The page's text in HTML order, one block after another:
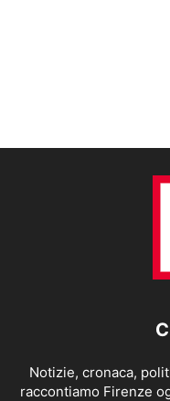
Notizie, cronaca,
raccontiamo Firenze